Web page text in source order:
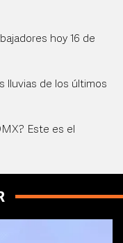
hoy 16 de
lluvias de los últimos
Este es el